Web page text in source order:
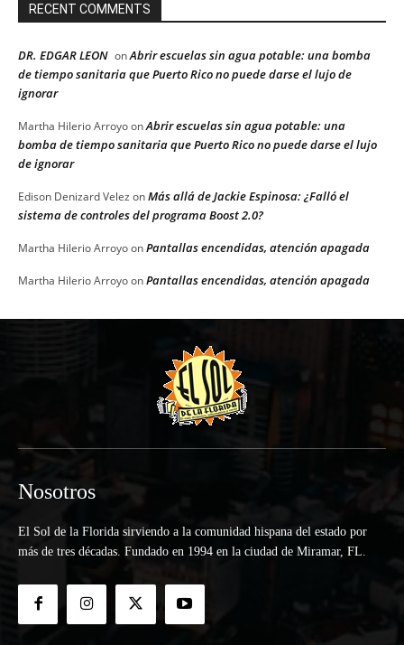
RECENT COMMENTS
DR. EDGAR LEON onAbrir escuelas sin agua potable: una bomba
de tiempo sanitaria que Puerto Rico no puede darse el lujo de
ignorar
Martha Hilerio ArroyoonAbrir escuelas sin agua potable: una
bomba de tiempo sanitaria que Puerto Rico no puede darse el lujo
de ignorar
Edison Denizard Velez onMás allá de Jackie Espinosa: ¿Falló el
sistema de controles del programa Boost 2.0?
Martha Hilerio ArroyoonPantallas encendidas, atención apagada
Martha Hilerio ArroyoonPantallas encendidas, atención apagada
Nosotros
El Sol de la Florida sirviendo a la comunidad hispana del estado por
más de tres décadas. Fundado en 1994 en la ciudad de Miramar, FL.